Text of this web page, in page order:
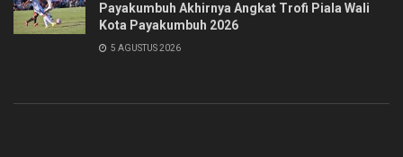
Payakumbuh Akhirnya Angkat Trofi Piala Wali
Kota Payakumbuh 2026
5 AGUSTUS 2026